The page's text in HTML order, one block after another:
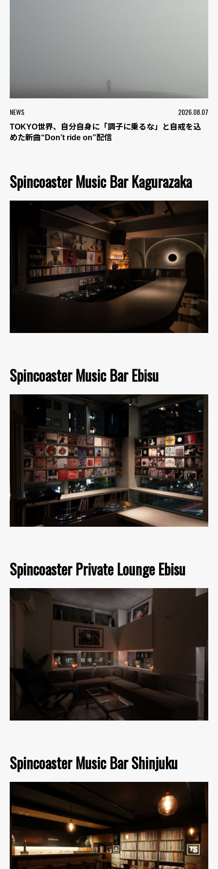
NEWS 2026.08.07
TOKYO世界、自分自身に「調子に乗るな」と自戒を込
めた新曲“Don’t ride on”配信
Spincoaster Music Bar Kagurazaka
Spincoaster Music Bar Ebisu
Spincoaster Private Lounge Ebisu
Spincoaster Music Bar Shinjuku